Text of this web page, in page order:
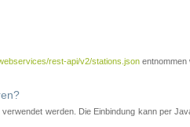
rest-api/v2/stations.json entnommen
werden. Die Einbindung kann per